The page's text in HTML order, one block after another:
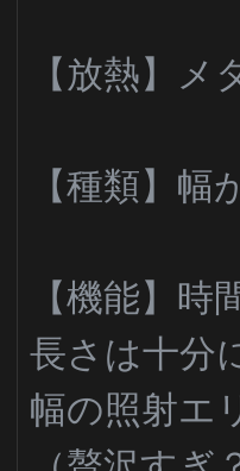
【放熱】
【種類】
【機能】
長さは十分
幅の照射エ